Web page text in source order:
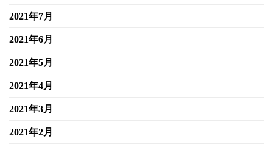
2021年7月
2021年6月
2021年5月
2021年4月
2021年3月
2021年2月